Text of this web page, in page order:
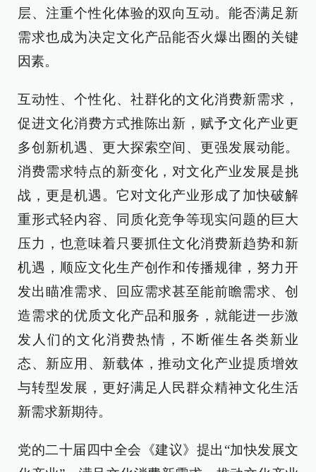
层、注重个性化体验的双向互动。能否满足新
需求也成为决定文化产品能否火爆出圈的关键
因素。
互动性、个性化、社群化的文化消费新需求，
促进文化消费方式推陈出新，赋予文化产业更
多创新机遇、更大探索空间、更强发展动能。
消费需求特点的新变化，对文化产业发展是挑
战，更是机遇。它对文化产业形成了加快破解
重形式轻内容、同质化竞争等现实问题的巨大
压力，也意味着只要抓住文化消费新趋势和新
机遇，顺应文化生产创作和传播规律，努力开
发出瞄准需求、回应需求甚至能前瞻需求、创
造需求的优质文化产品和服务，就能进一步激
发人们的文化消费热情，不断催生各类新业
态、新应用、新载体，推动文化产业提质增效
与转型发展，更好满足人民群众精神文化生活
新需求新期待。
党的二十届四中全会《建议》提出“加快发展文